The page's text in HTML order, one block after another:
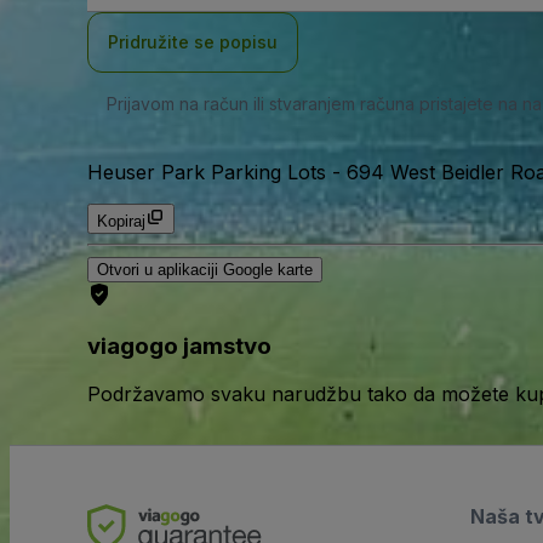
Pridružite se popisu
Prijavom na račun ili stvaranjem računa pristajete na
Heuser Park Parking Lots - 694 West Beidler
Kopiraj
Otvori u aplikaciji Google karte
viagogo jamstvo
Podržavamo svaku narudžbu tako da možete
Naša